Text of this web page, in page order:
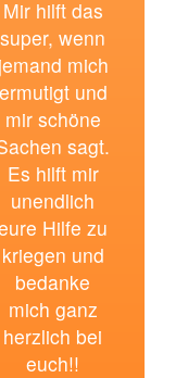
Mir hilft das
super, wenn
jemand mich
ermutigt und
mir schöne
sagt.
Es hilft mir
unendlich
Hilfe zu
kriegen und
bedanke
mich ganz
herzlich bei
euch!!